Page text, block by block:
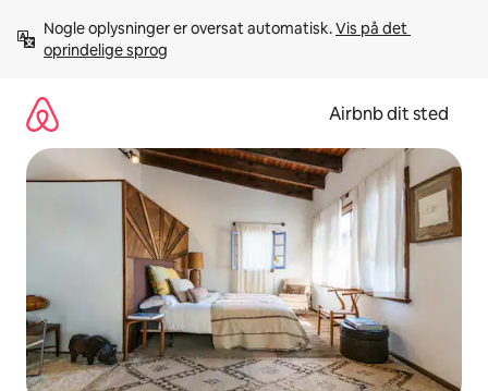
videre
Nogle oplysninger er oversat automatisk. Vis på det
oprindelige sprog
Airbnb dit sted